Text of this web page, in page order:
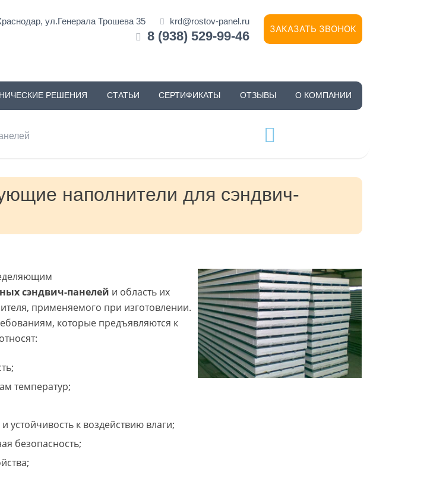
ул.Генерала Трошева 35 krd@rostov-panel.ru
8 (938) 529-99-46 ЗАКАЗАТЬ ЗВОНОК
РЕШЕНИЯ СТАТЬИ СЕРТИФИКАТЫ ОТЗЫВЫ О КОМПАНИИ
наполнители для сэндвич-
сэндвич-панелей и область их
применяемого при изготовлении.
которые предъявляются к
температур;
устойчивость к воздействию влаги;
безопасность;